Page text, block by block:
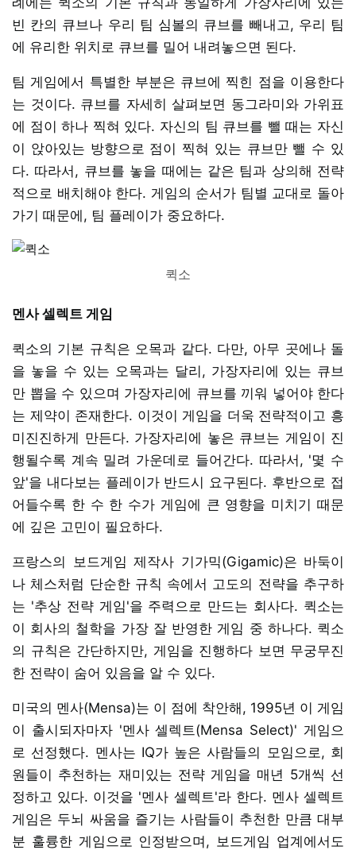
빈 칸의 큐브나 우리 팀 심볼의 큐브를 빼내고, 우리 팀
에 유리한 위치로 큐브를 밀어 내려놓으면 된다.
팀 게임에서 특별한 부분은 큐브에 찍힌 점을 이용한다
는 것이다. 큐브를 자세히 살펴보면 동그라미와 가위표
에 점이 하나 찍혀 있다. 자신의 팀 큐브를 뺄 때는 자신
이 앉아있는 방향으로 점이 찍혀 있는 큐브만 뺄 수 있
다. 따라서, 큐브를 놓을 때에는 같은 팀과 상의해 전략
적으로 배치해야 한다. 게임의 순서가 팀별 교대로 돌아
가기 때문에, 팀 플레이가 중요하다.
퀵소
멘사 셀렉트 게임
퀵소의 기본 규칙은 오목과 같다. 다만, 아무 곳에나 돌
을 놓을 수 있는 오목과는 달리, 가장자리에 있는 큐브
만 뽑을 수 있으며 가장자리에 큐브를 끼워 넣어야 한다
는 제약이 존재한다. 이것이 게임을 더욱 전략적이고 흥
미진진하게 만든다. 가장자리에 놓은 큐브는 게임이 진
행될수록 계속 밀려 가운데로 들어간다. 따라서, '몇 수
앞'을 내다보는 플레이가 반드시 요구된다. 후반으로 접
어들수록 한 수 한 수가 게임에 큰 영향을 미치기 때문
에 깊은 고민이 필요하다.
프랑스의 보드게임 제작사 기가믹(Gigamic)은 바둑이
나 체스처럼 단순한 규칙 속에서 고도의 전략을 추구하
는 '추상 전략 게임'을 주력으로 만드는 회사다. 퀵소는
이 회사의 철학을 가장 잘 반영한 게임 중 하나다. 퀵소
의 규칙은 간단하지만, 게임을 진행하다 보면 무궁무진
한 전략이 숨어 있음을 알 수 있다.
미국의 멘사(Mensa)는 이 점에 착안해, 1995년 이 게임
이 출시되자마자 '멘사 셀렉트(Mensa Select)' 게임으
로 선정했다. 멘사는 IQ가 높은 사람들의 모임으로, 회
원들이 추천하는 재미있는 전략 게임을 매년 5개씩 선
정하고 있다. 이것을 '멘사 셀렉트'라 한다. 멘사 셀렉트
게임은 두뇌 싸움을 즐기는 사람들이 추천한 만큼 대부
분 훌륭한 게임으로 인정받으며, 보드게임 업계에서도